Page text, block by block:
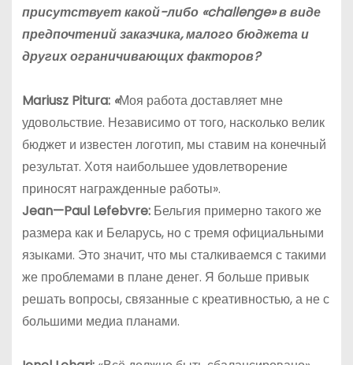
присутствует какой-либо «challenge» в виде
предпочтений заказчика, малого бюджета и
других ограничивающих факторов?
Mariusz Pitura: «Моя работа доставляет мне
удовольствие. Независимо от того, насколько велик
бюджет и известен логотип, мы ставим на конечный
результат. Хотя наибольшее удовлетворение
приносят награжденные работы».
Jean—Paul Lefebvre:Бельгия примерно такого же
размера как и Беларусь, но с тремя официальными
языками. Это значит, что мы сталкиваемся с такими
же проблемами в плане денег. Я больше привык
решать вопросы, связанные с креативностью, а не с
большими медиа планами.